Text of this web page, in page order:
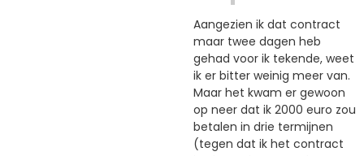
Aangezien ik dat contract
maar twee dagen heb
gehad voor ik tekende, weet
ik er bitter weinig meer van.
Maar het kwam er gewoon
op neer dat ik 2000 euro zou
betalen in drie termijnen
(tegen dat ik het contract